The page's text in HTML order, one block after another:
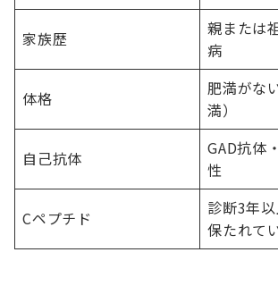
家族歴
親または
病
体格
肥満がな
満）
自己抗体
GAD抗体
性
Cペプチド
診断3年
保たれて